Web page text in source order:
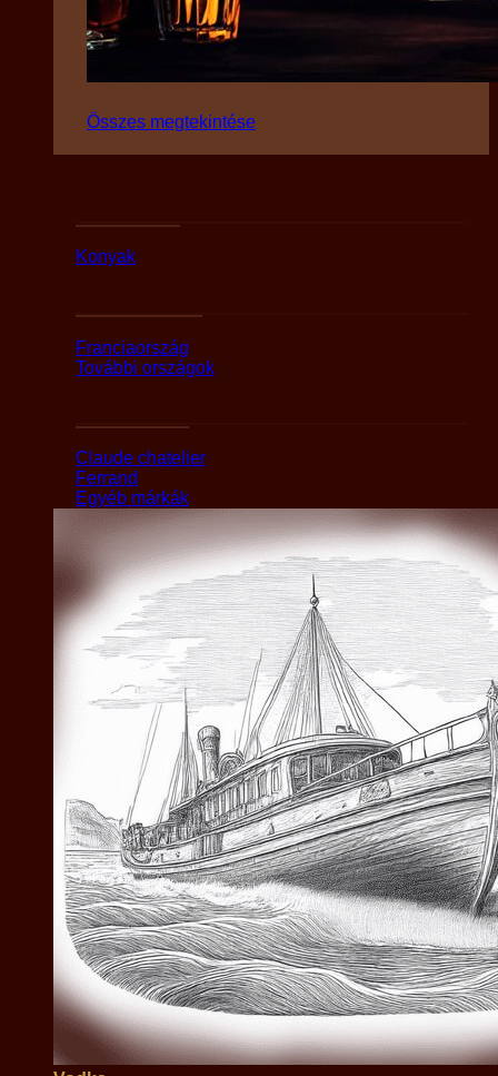
Összes megtekintése
Konyak
Franciaország
További országok
Claude chatelier
Ferrand
Egyéb márkák